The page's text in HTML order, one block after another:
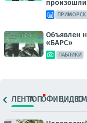
ПРИМОРСК
Объявлен
«БАРС»
ПАБЛИКИ
ЛЕНТАТОПОФИЦ.ВИДЕО